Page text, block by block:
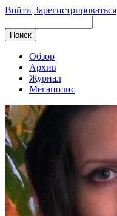
Войти Зарегистрироваться
Обзор
Архив
Журнал
Мегаполис